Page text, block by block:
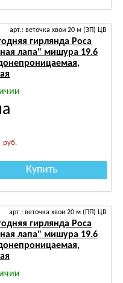
арт.: веточка хвои 20 м (ЗП) ЦВ
гирлянда Роса
лапа" мишура 19.6
руб.
Купить
арт.: веточка хвои 20 м (ПП) ЦВ
гирлянда Роса
лапа" мишура 19.6